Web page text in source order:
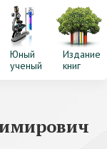
Юный
ученый
Издание
книг